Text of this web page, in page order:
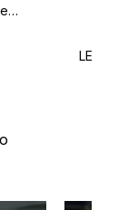
LER